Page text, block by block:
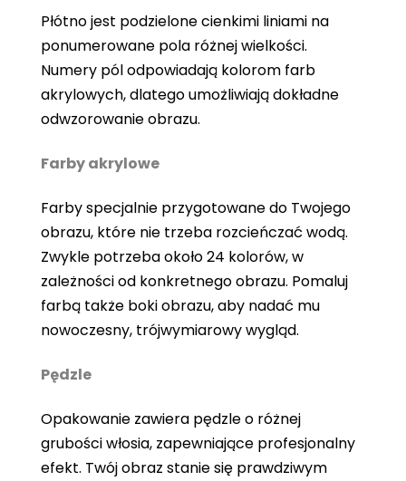
Płótno jest podzielone cienkimi liniami na
ponumerowane pola różnej wielkości.
Numery pól odpowiadają kolorom farb
akrylowych, dlatego umożliwiają dokładne
odwzorowanie obrazu.
Farby akrylowe
Farby specjalnie przygotowane do Twojego
obrazu, które nie trzeba rozcieńczać wodą.
Zwykle potrzeba około 24 kolorów, w
zależności od konkretnego obrazu. Pomaluj
farbą także boki obrazu, aby nadać mu
nowoczesny, trójwymiarowy wygląd.
Pędzle
Opakowanie zawiera pędzle o różnej
grubości włosia, zapewniające profesjonalny
efekt. Twój obraz stanie się prawdziwym